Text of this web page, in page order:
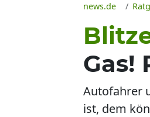
news.de
Gas!
Autofahrer
ist, dem